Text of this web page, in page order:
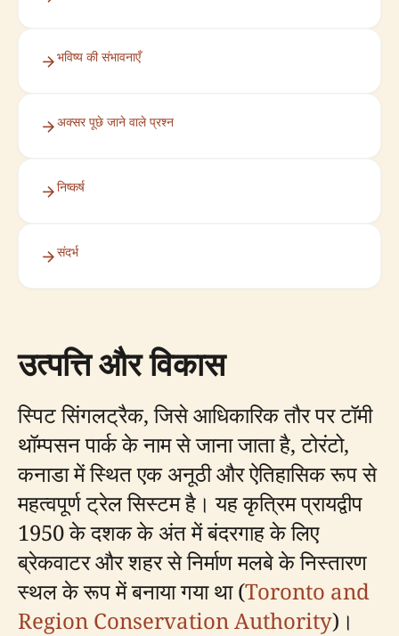
भविष्य की संभावनाएँ
अक्सर पूछे जाने वाले प्रश्न
निष्कर्ष
संदर्भ
उत्पत्ति और विकास
स्पिट सिंगलट्रैक, जिसे आधिकारिक तौर पर टॉमी
थॉम्पसन पार्क के नाम से जाना जाता है, टोरंटो,
कनाडा में स्थित एक अनूठी और ऐतिहासिक रूप से
महत्वपूर्ण ट्रेल सिस्टम है। यह कृत्रिम प्रायद्वीप
1950 के दशक के अंत में बंदरगाह के लिए
ब्रेकवाटर और शहर से निर्माण मलबे के निस्तारण
स्थल के रूप में बनाया गया था (Toronto and
Region Conservation Authority)।